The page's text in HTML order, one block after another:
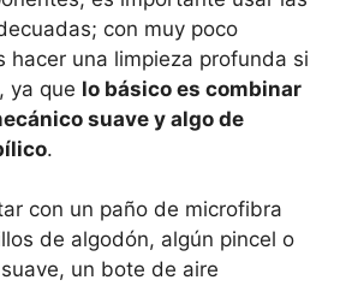
con muy poco
hacer una limpieza profunda si
ya que lo básico es combinar
suave y algo de
.
con un paño de microfibra
de algodón, algún pincel o
un bote de aire